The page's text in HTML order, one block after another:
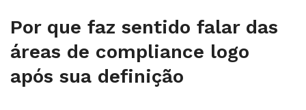
Por que faz sentido falar das
áreas de compliance logo
após sua definição